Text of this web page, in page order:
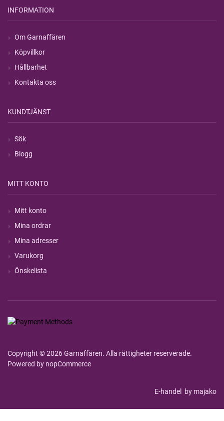
INFORMATION
Om Garnaffären
Köpvillkor
Hållbarhet
Kontakta oss
KUNDTJÄNST
Sök
Blogg
MITT KONTO
Mitt konto
Mina ordrar
Mina adresser
Varukorg
Önskelista
Copyright © 2026 Garnaffären. Alla rättigheter reserverade.
Powered by nopCommerce
E-handel by majako